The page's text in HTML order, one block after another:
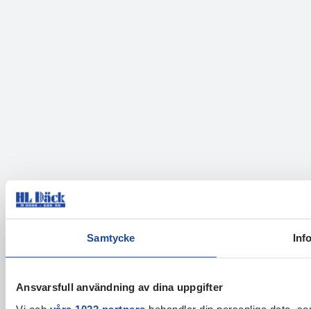
Samtycke
Ansvarsfull användning av dina uppgifter